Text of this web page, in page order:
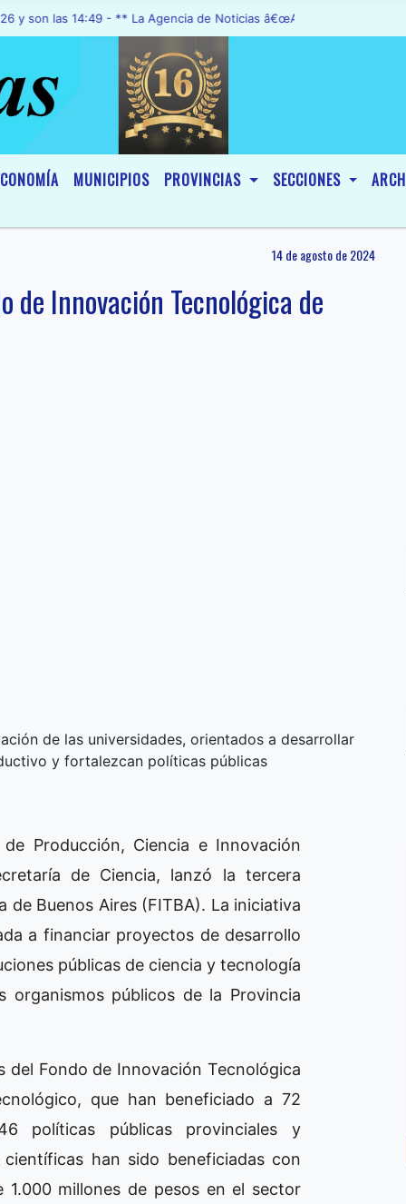
14:49 - ** La Agencia de Noticias â€œA1 Noticiasâ€, fue
MUNICIPIOS PROVINCIAS SECCIONES
14 de agosto de 2024
de Innovación Tecnológica de
de las universidades, orientados a desarrollar
y fortalezcan políticas públicas
Producción, Ciencia e Innovación
de Ciencia, lanzó la tercera
Buenos Aires (FITBA). La iniciativa
a financiar proyectos de desarrollo
públicas de ciencia y tecnología
públicos de la Provincia
del Fondo de Innovación Tecnológica
que han beneficiado a 72
políticas públicas provinciales y
han sido beneficiadas con
millones de pesos en el sector